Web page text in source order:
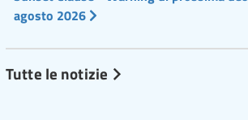
agosto 2026
Tutte le notizie